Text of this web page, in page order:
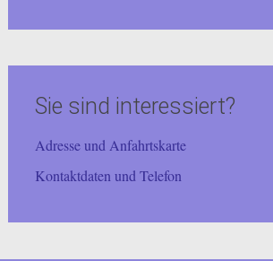
Sie sind interessiert?
Adresse und Anfahrtskarte
Kontaktdaten und Telefon